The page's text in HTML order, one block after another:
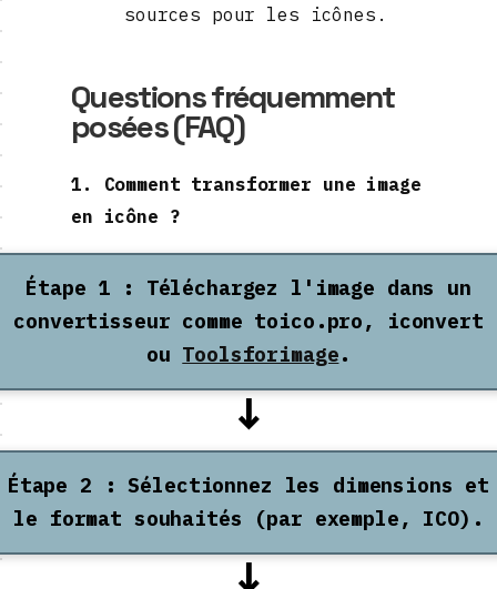
sources pour les icônes.
Questions fréquemment
posées (FAQ)
1. Comment transformer une image
en icône ?
Étape 1 : Téléchargez l'image dans un
convertisseur comme toico.pro, iconvert
ou Toolsforimage.
↓
Étape 2 : Sélectionnez les dimensions et
le format souhaités (par exemple, ICO).
↓